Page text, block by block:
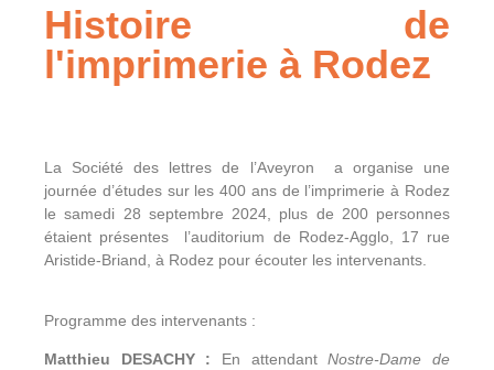
Histoire de
l'imprimerie à Rodez
La Société des lettres de l’Aveyron a organise une
journée d’études sur les 400 ans de l’imprimerie à Rodez
le samedi 28 septembre 2024, plus de 200 personnes
étaient présentes l’auditorium de Rodez-Agglo, 17 rue
Aristide-Briand, à Rodez pour écouter les intervenants.
Programme des intervenants :
Matthieu DESACHY : En attendantNostre-Dame de